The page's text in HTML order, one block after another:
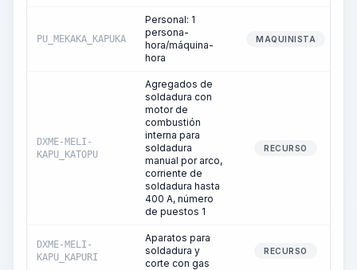
PU_MEKAKA_KAPUKA
Personal: 1
persona-
hora/máquina-
hora
MAQUINISTA
DXME-MELI-
KAPU_KATOPU
Agregados de
soldadura con
motor de
combustión
interna para
soldadura
manual por arco,
corriente de
soldadura hasta
400 A, número
de puestos 1
RECURSO
DXME-MELI-
KAPU_KAPURI
Aparatos para
soldadura y
corte con gas
RECURSO